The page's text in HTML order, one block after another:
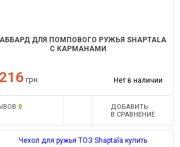
ДЛЯ ПОМПОВОГО РУЖЬЯ SHAPTALA
С КАРМАНАМИ
грн Нет в наличии
0
ДОБАВИТЬ
В СРАВНЕНИЕ